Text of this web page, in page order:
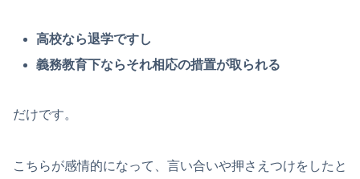
高校なら退学ですし
義務教育下ならそれ相応の措置が取られる
だけです。
こちらが感情的になって、言い合いや押さえつけをしたと